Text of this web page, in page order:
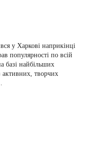
у Харкові наприкінці
популярності по всій
базі найбільших
активних, творчих